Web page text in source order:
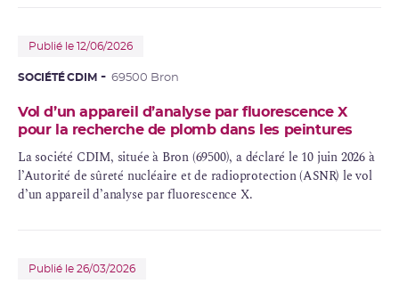
Publié le 12/06/2026
SOCIÉTÉ CDIM 69500 Bron
Vol d’un appareil d’analyse par fluorescence X
pour la recherche de plomb dans les peintures
La société CDIM, située à Bron (69500), a déclaré le 10 juin 2026 à
l’Autorité de sûreté nucléaire et de radioprotection (ASNR) le vol
d’un appareil d’analyse par fluorescence X.
Publié le 26/03/2026